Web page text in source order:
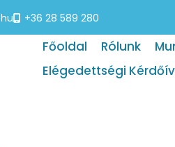
+36 28 589 280
Főoldal Rólunk
Elégedettségi Kérdőív